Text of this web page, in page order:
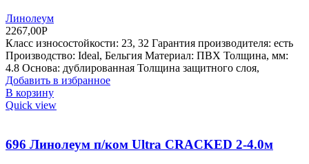
Линолеум
2267,00Р
Класс износостойкости: 23, 32 Гарантия производителя: есть
Производство: Ideal, Бельгия Материал: ПВХ Толщина, мм:
4.8 Основа: дублированная Толщина защитного слоя,
Добавить в избранное
В корзину
Quick view
696 Линолеум п/ком Ultra CRACKED 2-4.0м